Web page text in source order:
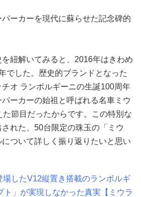
ーカーを現代に蘇らせた記念碑的
を紐解いてみると、2016年はきわめ
でした。歴史的ブランドとなった
オ ランボルギーニの生誕100周年
ーカーの始祖と呼ばれる名車ミウ
節目だったからです。この特別な
れた、50台限定の珠玉の「ミウ
ついて詳しく振り返りたいと思い
場したV12縦置き搭載のランボルギ
ト」が実現しなかった真実【ミウラ